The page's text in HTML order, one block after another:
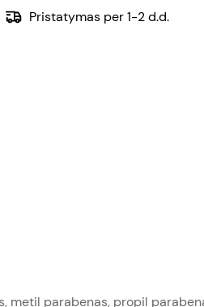
Pristatymas per 1-2 d.d.
metil parabenas, propil